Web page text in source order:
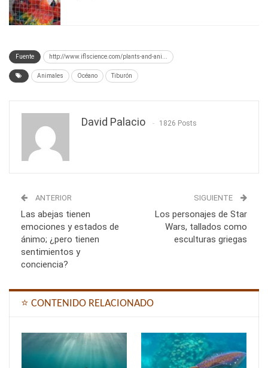
Fuente http://www.iflscience.com/plants-and-ani...
Animales Océano Tiburón
David Palacio 1826 Posts
ANTERIOR
Las abejas tienen
emociones y estados de
ánimo; ¿pero tienen
sentimientos y
conciencia?
SIGUIENTE
Los personajes de Star
Wars, tallados como
esculturas griegas
⭐ CONTENIDO RELACIONADO